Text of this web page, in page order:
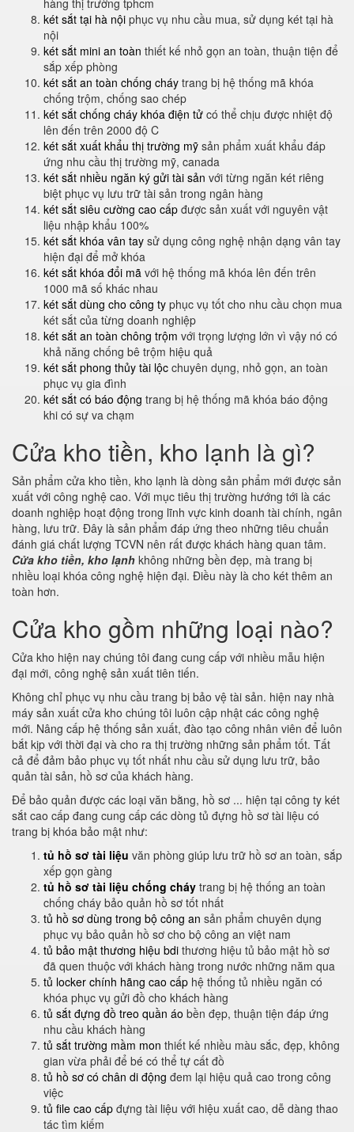
hàng thị trường tphcm
két sắt tại hà nội phục vụ nhu cầu mua, sử dụng két tại hà
nội
két sắt mini an toàn thiết kế nhỏ gọn an toàn, thuận tiện để
sắp xếp phòng
két sắt an toàn chống cháy trang bị hệ thống mã khóa
chống trộm, chống sao chép
két sắt chống cháy khóa điện tử có thể chịu được nhiệt độ
lên đến trên 2000 độ C
két sắt xuất khẩu thị trường mỹ sản phẩm xuất khẩu đáp
ứng nhu cầu thị trường mỹ, canada
két sắt nhiều ngăn ký gửi tài sản với từng ngăn két riêng
biệt phục vụ lưu trữ tài sản trong ngân hàng
két sắt siêu cường cao cấp được sản xuất với nguyên vật
liệu nhập khẩu 100%
két sắt khóa vân tay sử dụng công nghệ nhận dạng vân tay
hiện đại để mở khóa
két sắt khóa đổi mã với hệ thống mã khóa lên đến trên
1000 mã số khác nhau
két sắt dùng cho công ty phục vụ tốt cho nhu cầu chọn mua
két sắt của từng doanh nghiệp
két sắt an toàn chông trộm với trọng lượng lớn vì vậy nó có
khả năng chống bê trộm hiệu quả
két sắt phong thủy tài lộc chuyên dụng, nhỏ gọn, an toàn
phục vụ gia đình
két sắt có báo động trang bị hệ thống mã khóa báo động
khi có sự va chạm
Cửa kho tiền, kho lạnh là gì?
Sản phẩm cửa kho tiền, kho lạnh là dòng sản phẩm mới được sản
xuất với công nghệ cao. Với mục tiêu thị trường hướng tới là các
doanh nghiệp hoạt động trong lĩnh vực kinh doanh tài chính, ngân
hàng, lưu trữ. Đây là sản phẩm đáp ứng theo những tiêu chuẩn
đánh giá chất lượng TCVN nên rất được khách hàng quan tâm.
Cửa kho tiền, kho lạnh không những bền đẹp, mà trang bị
nhiều loại khóa công nghệ hiện đại. Điều này là cho két thêm an
toàn hơn.
Cửa kho gồm những loại nào?
Cửa kho hiện nay chúng tôi đang cung cấp với nhiều mẫu hiện
đại mới, công nghệ sản xuất tiên tiến.
Không chỉ phục vụ nhu cầu trang bị bảo vệ tài sản. hiện nay nhà
máy sản xuất cửa kho chúng tôi luôn cập nhật các công nghệ
mới. Nâng cấp hệ thống sản xuất, đào tạo công nhân viên để luôn
bắt kịp với thời đại và cho ra thị trường những sản phẩm tốt. Tất
cả để đảm bảo phục vụ tốt nhất nhu cầu sử dụng lưu trữ, bảo
quản tài sản, hồ sơ của khách hàng.
Để bảo quản được các loại văn bằng, hồ sơ ... hiện tại công ty két
sắt cao cấp đang cung cấp các dòng tủ đựng hồ sơ tài liệu có
trang bị khóa bảo mật như:
tủ hồ sơ tài liệu văn phòng giúp lưu trữ hồ sơ an toàn, sắp
xếp gọn gàng
tủ hồ sơ tài liệu chống cháy trang bị hệ thống an toàn
chống cháy bảo quản hồ sơ tốt nhất
tủ hồ sơ dùng trong bộ công an sản phẩm chuyên dụng
phục vụ bảo quản hồ sơ cho bộ công an việt nam
tủ bảo mật thương hiệu bdi thương hiệu tủ bảo mật hồ sơ
đã quen thuộc với khách hàng trong nước những năm qua
tủ locker chính hãng cao cấp hệ thống tủ nhiều ngăn có
khóa phục vụ gửi đồ cho khách hàng
tủ sắt đựng đồ treo quần áo bền đẹp, thuận tiện đáp ứng
nhu cầu khách hàng
tủ sắt trường mầm mon thiết kế nhiều màu sắc, đẹp, không
gian vừa phải để bé có thể tự cất đồ
tủ hồ sơ có chân di động đem lại hiệu quả cao trong công
việc
tủ file cao cấp đựng tài liệu với hiệu xuất cao, dễ dàng thao
tác tìm kiếm